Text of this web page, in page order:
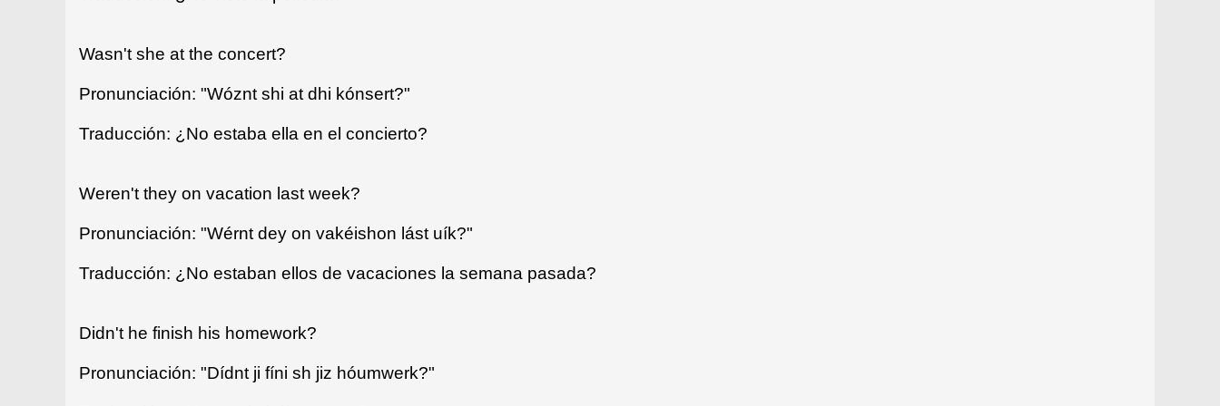
Wasn't she at the concert?
Pronunciación: "Wóznt shi at dhi kónsert?"
Traducción: ¿No estaba ella en el concierto?
Weren't they on vacation last week?
Pronunciación: "Wérnt dey on vakéishon lást uík?"
Traducción: ¿No estaban ellos de vacaciones la semana pasada?
Didn't he finish his homework?
Pronunciación: "Dídnt ji fíni sh jiz hóumwerk?"